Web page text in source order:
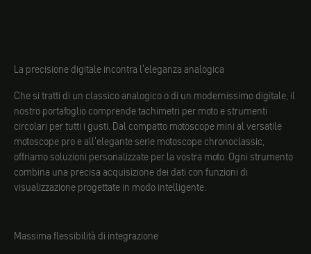
La precisione digitale incontra l'eleganza analogica
Che si tratti di un classico analogico o di un modernissimo digitale, il
nostro portafoglio comprende tachimetri per moto e strumenti
circolari per tutti i gusti. Dal compatto motoscope mini al versatile
motoscope pro e all'elegante serie motoscope chronoclassic,
offriamo soluzioni personalizzate per la vostra moto. Ogni strumento
combina una precisa acquisizione dei dati con funzioni di
visualizzazione progettate in modo intelligente.
Massima flessibilità di integrazione